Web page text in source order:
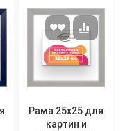
Рама 25x25 для
картин и